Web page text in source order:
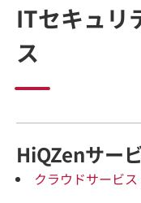
ITセキュリ
ス
HiQZenサー
クラウドサービ